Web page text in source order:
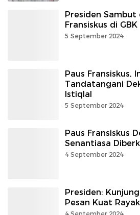
Presiden Sambut
Fransiskus di GBK
5 September 2024
Paus Fransiskus,
Tandatangani
Istiqlal
5 September 2024
Paus Fransiskus
Senantiasa
4 September 2024
Presiden:
Pesan Kuat
4 September 2024